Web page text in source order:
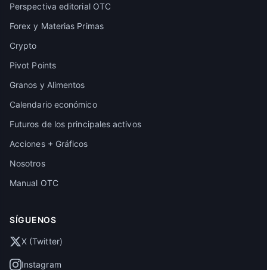
Perspectiva editorial OTC
Forex y Materias Primas
Crypto
Pivot Points
Granos y Alimentos
Calendario económico
Futuros de los principales activos
Acciones + Gráficos
Nosotros
Manual OTC
SÍGUENOS
X (Twitter)
Instagram